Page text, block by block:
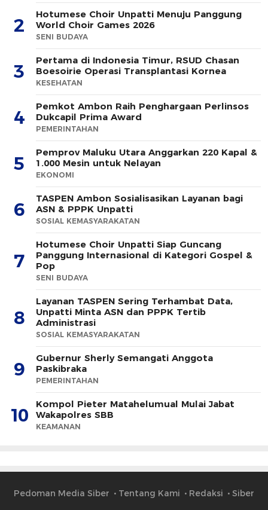
2
Hotumese Choir Unpatti Menuju Panggung
World Choir Games 2026
SENI BUDAYA
3
Pertama di Indonesia Timur, RSUD Chasan
Boesoirie Operasi Transplantasi Kornea
KESEHATAN
4
Pemkot Ambon Raih Penghargaan Perlinsos
Dukcapil Prima Award
PEMERINTAHAN
5
Pemprov Maluku Utara Anggarkan 220 Kapal &
1.000 Mesin untuk Nelayan
EKONOMI
6
TASPEN Ambon Sosialisasikan Layanan bagi
ASN & PPPK Unpatti
SOSIAL KEMASYARAKATAN
7
Hotumese Choir Unpatti Siap Guncang
Panggung Internasional di Kategori Gospel &
Pop
SENI BUDAYA
8
Layanan TASPEN Sering Terhambat Data,
Unpatti Minta ASN dan PPPK Tertib
Administrasi
SOSIAL KEMASYARAKATAN
9
Gubernur Sherly Semangati Anggota
Paskibraka
PEMERINTAHAN
10
Kompol Pieter Matahelumual Mulai Jabat
Wakapolres SBB
KEAMANAN
Pedoman Media Siber Tentang Kami Redaksi Siber